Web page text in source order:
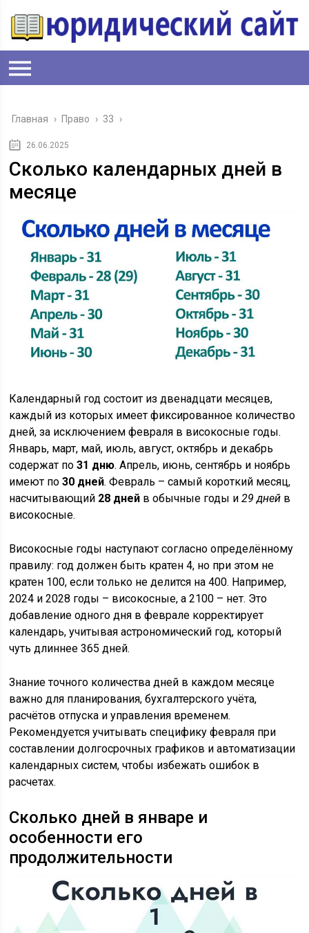
Главная › Право › 33 ›
26.06.2025
Сколько календарных дней в
месяце
Календарный год состоит из двенадцати месяцев,
каждый из которых имеет фиксированное количество
дней, за исключением февраля в високосные годы.
Январь, март, май, июль, август, октябрь и декабрь
содержат по31 дню. Апрель, июнь, сентябрь и ноябрь
имеют по30 дней. Февраль – самый короткий месяц,
насчитывающий 28 дней в обычные годы и29 дней в
високосные.
Високосные годы наступают согласно определённому
правилу: год должен быть кратен 4, но при этом не
кратен 100, если только не делится на 400. Например,
2024 и 2028 годы – високосные, а 2100 – нет. Это
добавление одного дня в феврале корректирует
календарь, учитывая астрономический год, который
чуть длиннее 365 дней.
Знание точного количества дней в каждом месяце
важно для планирования, бухгалтерского учёта,
расчётов отпуска и управления временем.
Рекомендуется учитывать специфику февраля при
составлении долгосрочных графиков и автоматизации
календарных систем, чтобы избежать ошибок в
расчетах.
Сколько дней в январе и
особенности его
продолжительности